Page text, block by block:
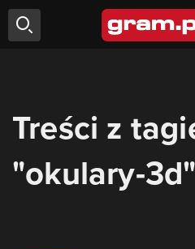
Treści z
"okulary-3d"